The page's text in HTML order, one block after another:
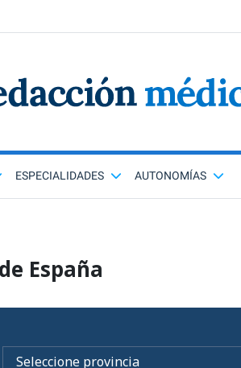
ESPECIALIDADES AUTONOMÍAS
España